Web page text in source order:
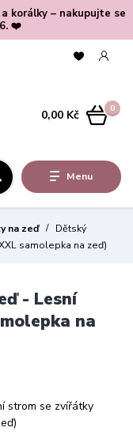
korálky – nakupujte se
❤️
Menu
0
0,00 Kč
na zeď
Dětský
samolepka na zeď)
- Lesní
na